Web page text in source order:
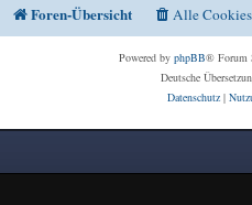
Foren-Übersicht Alle
Powered by phpBB® Forum
Deutsche
Datenschutz|